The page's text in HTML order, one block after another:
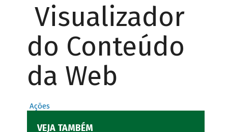
Visualizador
do Conteúdo
da Web
Ações
VEJA TAMBÉM